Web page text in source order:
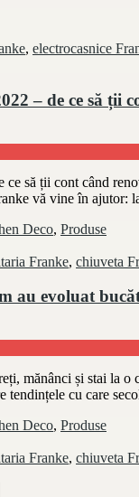
, electrocasnice
– de ce să ții
să ții cont când
vă vine în
Deco, Produse
Franke, chiuveta
au evoluat
mănânci și stai la
tendințele cu care
Deco, Produse
Franke, chiuveta